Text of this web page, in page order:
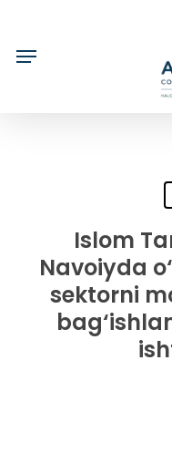
main
Islom
Navoiyda
sektorni